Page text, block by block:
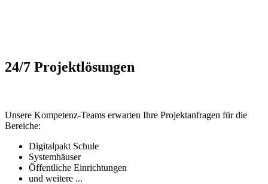
24/7 Projektlösungen
Unsere Kompetenz-Teams erwarten Ihre Projektanfragen für die
Bereiche:
Digitalpakt Schule
Systemhäuser
Öffentliche Einrichtungen
und weitere ...